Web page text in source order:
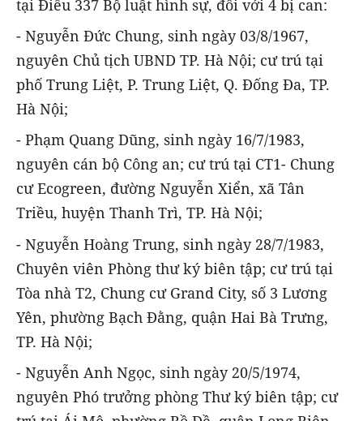
tại Điều 337 Bộ luật hình sự, đối với 4 bị can:
- Nguyễn Đức Chung, sinh ngày 03/8/1967,
nguyên Chủ tịch UBND TP. Hà Nội; cư trú tại
phố Trung Liệt, P. Trung Liệt, Q. Đống Đa, TP.
Hà Nội;
- Phạm Quang Dũng, sinh ngày 16/7/1983,
nguyên cán bộ Công an; cư trú tại CT1- Chung
cư Ecogreen, đường Nguyễn Xiển, xã Tân
Triều, huyện Thanh Trì, TP. Hà Nội;
- Nguyễn Hoàng Trung, sinh ngày 28/7/1983,
Chuyên viên Phòng thư ký biên tập; cư trú tại
Tòa nhà T2, Chung cư Grand City, số 3 Lương
Yên, phường Bạch Đằng, quận Hai Bà Trưng,
TP. Hà Nội;
- Nguyễn Anh Ngọc, sinh ngày 20/5/1974,
nguyên Phó trưởng phòng Thư ký biên tập; cư